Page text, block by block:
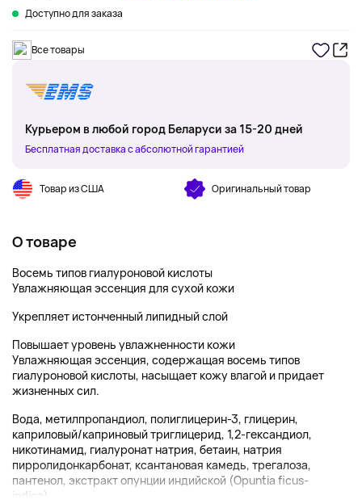
Доступно для заказа
Все товары
Курьером в любой город Беларуси за 15-20 дней
Бесплатная доставка с абсолютной гарантией
Товар из США Оригинальный товар
О товаре
Восемь типов гиалуроновой кислоты
Увлажняющая эссенция для сухой кожи
Укрепляет истонченный липидный слой
Повышает уровень увлажненности кожи
Увлажняющая эссенция, содержащая восемь типов
гиалуроновой кислоты, насыщает кожу влагой и придает
жизненных сил.
Вода, метилпропандиол, полиглицерин-3, глицерин,
каприловый/каприновый триглицерид, 1,2-гександиол,
никотинамид, гиалуронат натрия, бетаин, натрия
пирролидонкарбонат, ксантановая камедь, трегалоза,
пантенол, экстракт опунции индийской (Opuntia ficus-
indica),...